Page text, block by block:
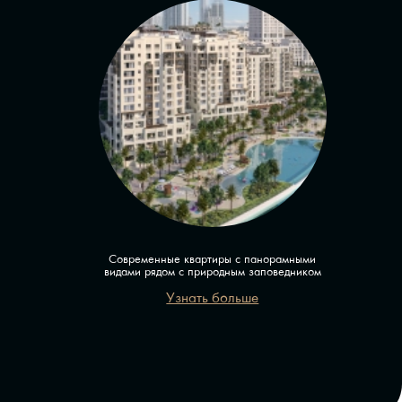
Современные квартиры с панорамными
видами рядом с природным заповедником
Узнать больше